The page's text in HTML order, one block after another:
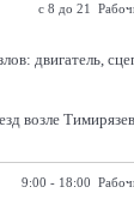
с 8 до 21
двигатель,
возле
9:00 - 18:00